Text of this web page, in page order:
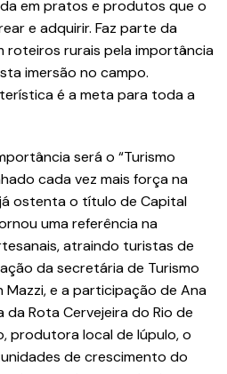
em pratos e produtos que o
e adquirir. Faz parte da
roteiros rurais pela importância
imersão no campo.
é a meta para toda a
será o “Turismo
cada vez mais força na
ostenta o título de Capital
uma referência na
atraindo turistas de
da secretária de Turismo
Mazzi, e a participação de Ana
Rota Cervejeira do Rio de
produtora local de lúpulo, o
de crescimento do